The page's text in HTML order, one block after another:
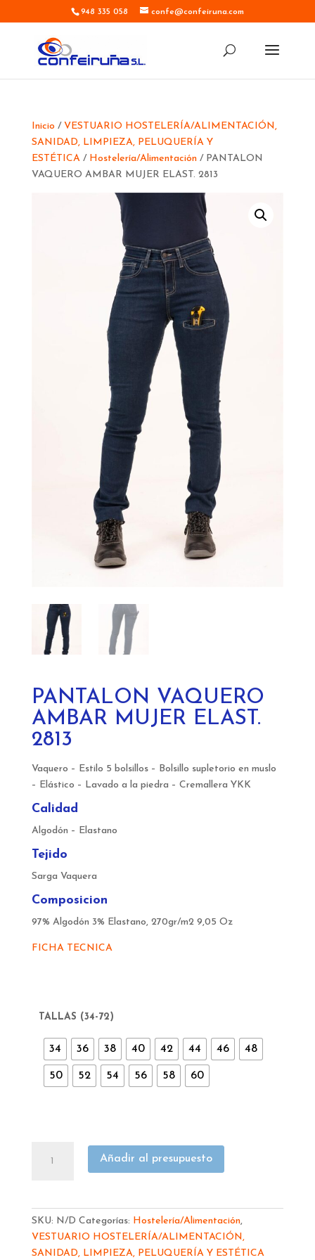
948 335 058 confe@confeiruna.com
Inicio / VESTUARIO HOSTELERÍA/ALIMENTACIÓN,
SANIDAD, LIMPIEZA, PELUQUERÍA Y
ESTÉTICA/ Hostelería/Alimentación/ PANTALON
VAQUERO AMBAR MUJER ELAST. 2813
PANTALON VAQUERO
AMBAR MUJER ELAST.
2813
Vaquero – Estilo 5 bolsillos – Bolsillo supletorio en muslo
– Elástico – Lavado a la piedra – Cremallera YKK
Calidad
Algodón – Elastano
Tejido
Sarga Vaquera
Composicion
97% Algodón 3% Elastano, 270gr/m2 9,05 Oz
FICHA TECNICA
TALLAS (34-72)
34 36 38 40 42 44 46 48
50 52 54 56 58 60
VAQUERO
cantidad
Añadir al presupuesto
SKU: N/D Categorías: Hostelería/Alimentación,
VESTUARIO HOSTELERÍA/ALIMENTACIÓN,
SANIDAD, LIMPIEZA, PELUQUERÍA Y ESTÉTICA